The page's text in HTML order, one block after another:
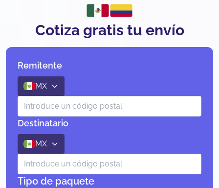
Cotiza gratis tu envío
Remitente
MX
Destinatario
MX
Tipo de paquete